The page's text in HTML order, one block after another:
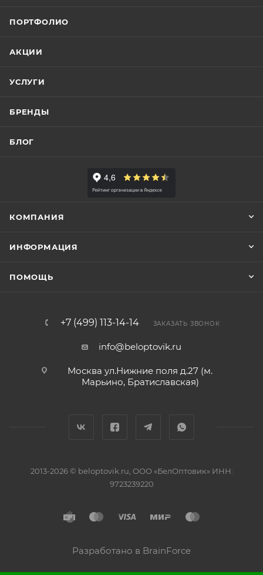
ПОРТФОЛИО
АКЦИИ
УСЛУГИ
БРЕНДЫ
БЛОГ
КОМПАНИЯ
ИНФОРМАЦИЯ
ПОМОЩЬ
+7 (499) 113-14-14 ЗАКАЗАТЬ ЗВОНОК
info@beloptovik.ru
Москва ул.Нижние поля д.27 (м.
Марьино, Братиславская)
2013-2026 © beloptovik.ru, ООО «БелОптовик» ИНН:
9723239220
Разработано в BrainForce